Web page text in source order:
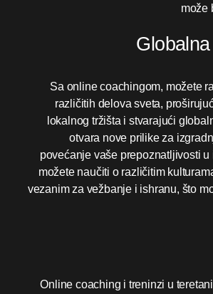
može
Sa online coachingom, možete
različitih delova sveta,
lokalnog tržišta i stvarajući
otvara nove prilike za
povećanje vaše prepoznatljivosti u
možete naučiti o različitim
vezanim za vežbanje i ishranu, što
Online coaching i treninzi u